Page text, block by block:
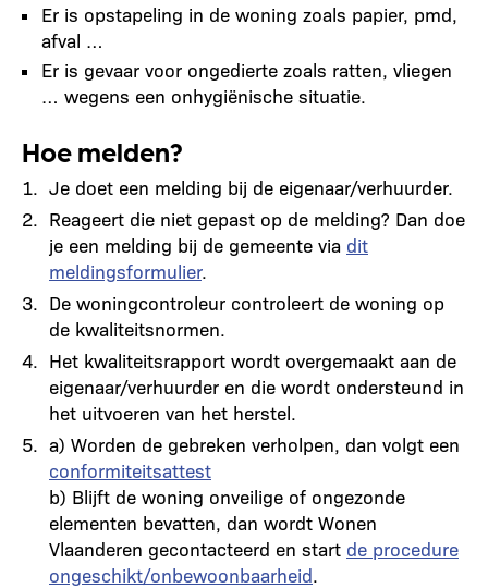
Er is opstapeling in de woning zoals papier, pmd,
afval …
Er is gevaar voor ongedierte zoals ratten, vliegen
… wegens een onhygiënische situatie.
Hoe melden?
Je doet een melding bij de eigenaar/verhuurder.
Reageert die niet gepast op de melding? Dan doe
je een melding bij de gemeente via dit
meldingsformulier.
De woningcontroleur controleert de woning op
de kwaliteitsnormen.
Het kwaliteitsrapport wordt overgemaakt aan de
eigenaar/verhuurder en die wordt ondersteund in
het uitvoeren van het herstel.
a) Worden de gebreken verholpen, dan volgt een
conformiteitsattest
b) Blijft de woning onveilige of ongezonde
elementen bevatten, dan wordt Wonen
Vlaanderen gecontacteerd en start de procedure
ongeschikt/onbewoonbaarheid.